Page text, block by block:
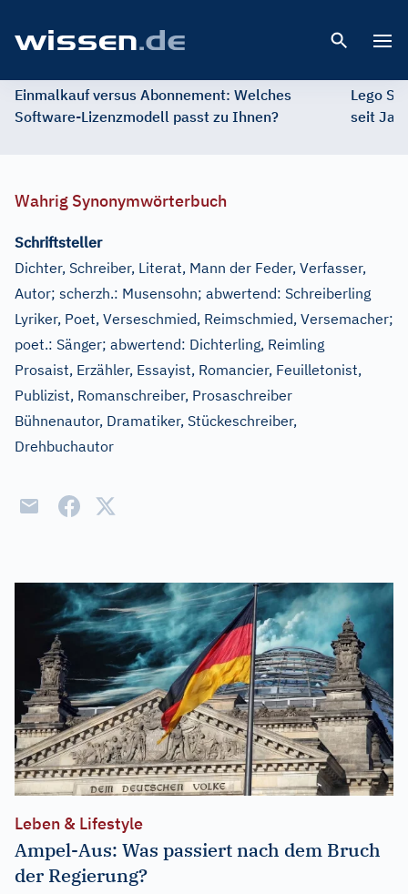
Einmalkauf versus Abonnement: Welches
Software-Lizenzmodell passt zu Ihnen?
Lego
seit
Wahrig Synonymwörterbuch
Schriftsteller
Dichter, Schreiber, Literat, Mann der Feder, Verfasser,
Autor; scherzh.: Musensohn; abwertend: Schreiberling
Lyriker, Poet, Verseschmied, Reimschmied, Versemacher;
poet.: Sänger; abwertend: Dichterling, Reimling
Prosaist, Erzähler, Essayist, Romancier, Feuilletonist,
Publizist, Romanschreiber, Prosaschreiber
Bühnenautor, Dramatiker, Stückeschreiber,
Drehbuchautor
Leben & Lifestyle
Ampel-Aus: Was passiert nach dem Bruch
der Regierung?